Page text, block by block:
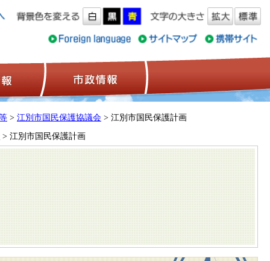
情報 観光情報
> 江別市国民保護協議会 > 江別市国民保護計画
> 江別市国民保護計画